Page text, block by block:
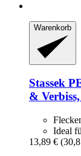
Warenkorb
Stassek
&
Ideal
13,89 €